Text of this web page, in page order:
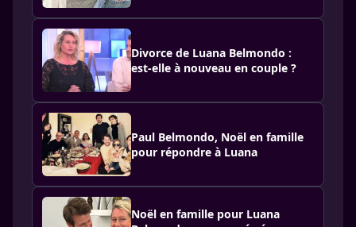
Divorce de Luana Belmondo :
est-elle à nouveau en couple ?
Paul Belmondo, Noël en famille
pour répondre à Luana
Noël en famille pour Luana